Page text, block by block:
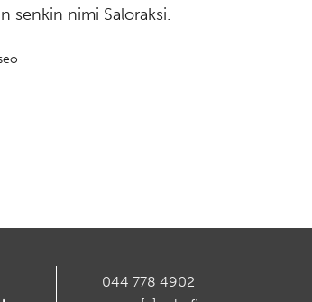
senkin nimi Saloraksi.
044 778 4902